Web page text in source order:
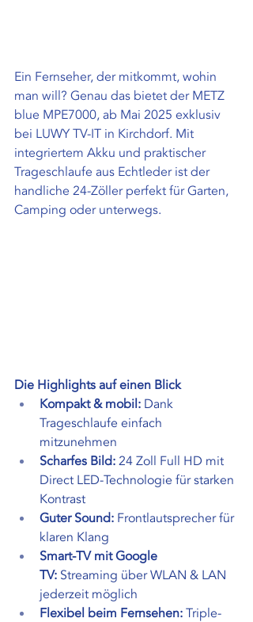
Ein Fernseher, der mitkommt, wohin
man will? Genau das bietet der METZ
blue MPE7000, ab Mai 2025 exklusiv
bei LUWY TV-IT in Kirchdorf. Mit
integriertem Akku und praktischer
Trageschlaufe aus Echtleder ist der
handliche 24-Zöller perfekt für Garten,
Camping oder unterwegs.
Die Highlights auf einen Blick
Kompakt & mobil: Dank
Trageschlaufe einfach
mitzunehmen
Scharfes Bild: 24 Zoll Full HD mit
Direct LED-Technologie für starken
Kontrast
Guter Sound: Frontlautsprecher für
klaren Klang
Smart-TV mit Google
TV: Streaming über WLAN & LAN
jederzeit möglich
Flexibel beim Fernsehen: Triple-